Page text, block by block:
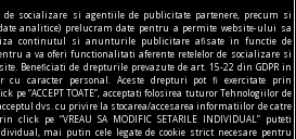
socializare si agentiile de publicitate partenere, precum si
analitice) prelucram date pentru a permite website-ului sa
continutul si anunturile publicitare afisate in functie de
a va oferi functionalitati aferente retelelor de socializare si
Beneficiati de drepturile prevazute de art. 15-22 din GDPR in
cu caracter personal. Aceste drepturi pot fi exercitate prin
pe “ACCEPT TOATE”, acceptati folosirea tuturor Tehnologiilor de
dvs. cu privire la stocarea/accesarea informatiilor de catre
click pe “VREAU SA MODIFIC SETARILE INDIVIDUAL” puteti
mai putin cele legate de cookie strict necesare pentru